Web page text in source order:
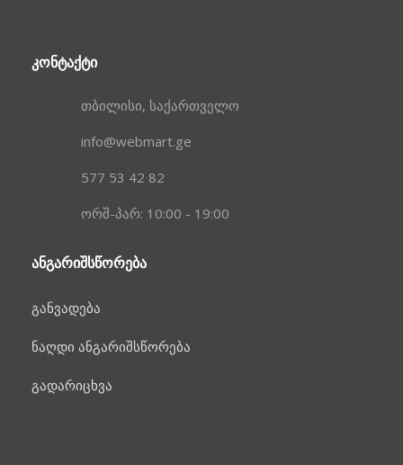
ᲙᲝᲜᲢᲐᲥᲢᲘ
თბილისი, საქართველო
info@webmart.ge
577 53 42 82
ორშ-პარ: 10:00 - 19:00
ᲐᲜᲒᲐᲠᲘᲨᲡᲬᲝᲠᲔᲑᲐ
განვადება
ნაღდი ანგარიშსწორება
გადარიცხვა